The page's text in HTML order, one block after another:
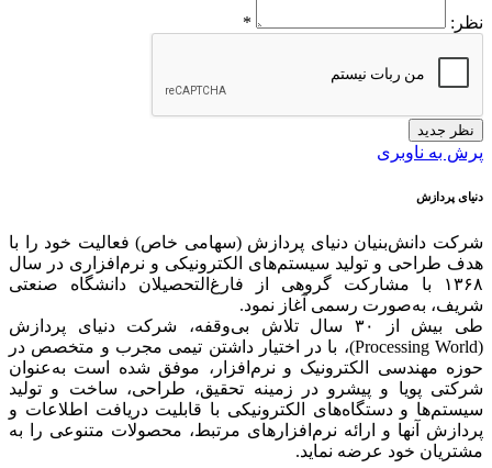
نظر: *
نظر جدید
پرش به ناوبری
دنیای پردازش
شرکت دانش‌بنیان دنیای پردازش (سهامی خاص) فعالیت خود را با
هدف طراحی و تولید سیستم‌های الکترونیکی و نرم‌افزاری در سال
۱۳۶۸ با مشارکت گروهی از فارغ‌التحصیلان دانشگاه صنعتی
شریف، به‌صورت رسمی آغاز نمود.
طی بیش از ۳۰ سال تلاش بی‌وقفه، شرکت دنیای پردازش
(Processing World)، با در اختیار داشتن تیمی مجرب و متخصص در
حوزه مهندسی الکترونیک و نرم‌افزار، موفق شده است به‌عنوان
شرکتی پویا و پیشرو در زمینه‌ تحقیق، طراحی، ساخت و تولید
سیستم‌ها و دستگاه‌های الکترونیکی با قابلیت دریافت اطلاعات و
پردازش آنها و ارائه‌ نرم‌افزارهای مرتبط، محصولات متنوعی را به
مشتریان خود عرضه نماید.